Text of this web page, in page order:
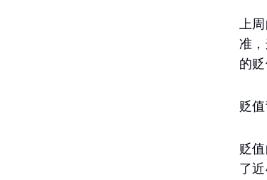
上
准
的
贬
贬
了